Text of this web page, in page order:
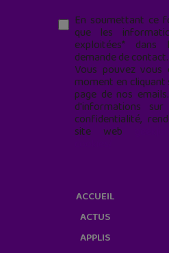
En soumettant ce
que les
exploitées*
demande de contact.
Vous pouvez
moment en cliquant
page de nos
d'informations
confidentialité,
site web
ACCUEIL
ACTUS
APPLIS